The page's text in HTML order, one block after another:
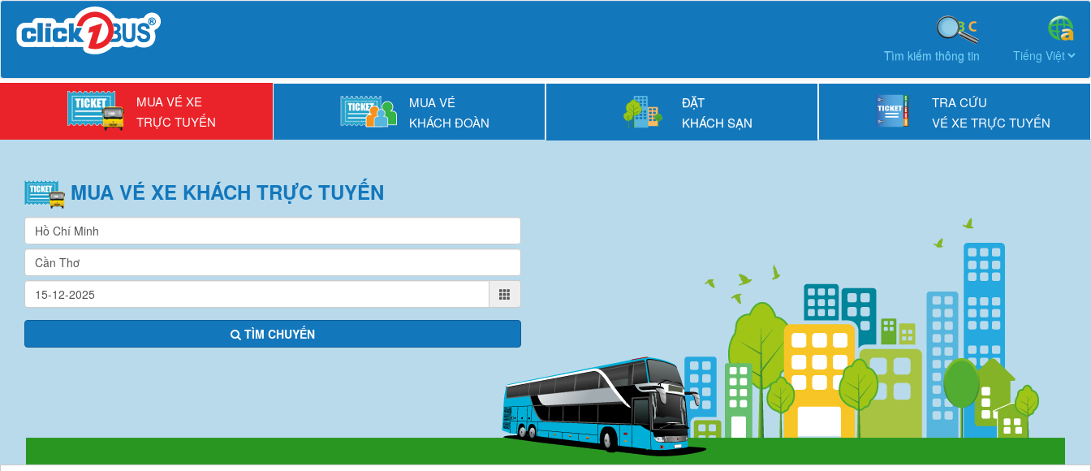
Tìm kiếm thông tin
MUA VÉ XE
TRỰC TUYẾN
MUA VÉ
KHÁCH ĐOÀN
ĐẶT
KHÁCH SẠN
TRA CỨU
VÉ XE TRỰC TUYẾN
MUA VÉ XE KHÁCH TRỰC TUYẾN
TÌM CHUYẾN